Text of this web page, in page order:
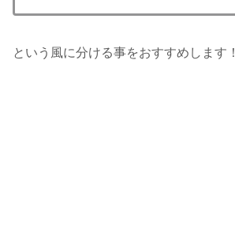
という風に分ける事をおすすめします！